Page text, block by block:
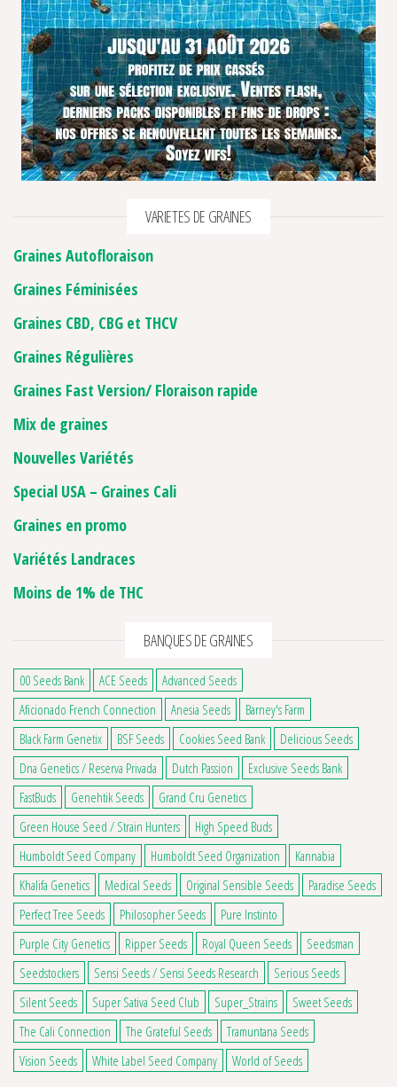
VARIETES DE GRAINES
Graines Autofloraison
Graines Féminisées
Graines CBD, CBG et THCV
Graines Régulières
Graines Fast Version/ Floraison rapide
Mix de graines
Nouvelles Variétés
Special USA – Graines Cali
Graines en promo
Variétés Landraces
Moins de 1% de THC
BANQUES DE GRAINES
00 Seeds Bank ACE Seeds
Advanced Seeds
Aficionado French Connection
Anesia Seeds
Barney's Farm
Black Farm Genetix
BSF Seeds Cookies Seed Bank
Delicious Seeds
Dna Genetics / Reserva Privada
Dutch Passion
Exclusive Seeds Bank
FastBuds
Genehtik Seeds
Grand Cru Genetics
Green House Seed / Strain Hunters
High Speed Buds
Humboldt Seed Company
Humboldt Seed Organization
Kannabia
Khalifa Genetics
Medical Seeds Original Sensible Seeds
Paradise Seeds
Perfect Tree Seeds
Philosopher Seeds
Pure Instinto
Purple City Genetics
Ripper Seeds Royal Queen Seeds
Seedsman
Seedstockers
Sensi Seeds / Sensi Seeds Research
Serious Seeds
Silent Seeds
Super Sativa Seed Club Super_Strains
Sweet Seeds
The Cali Connection
The Grateful Seeds
Tramuntana Seeds
Vision Seeds
White Label Seed Company World of Seeds